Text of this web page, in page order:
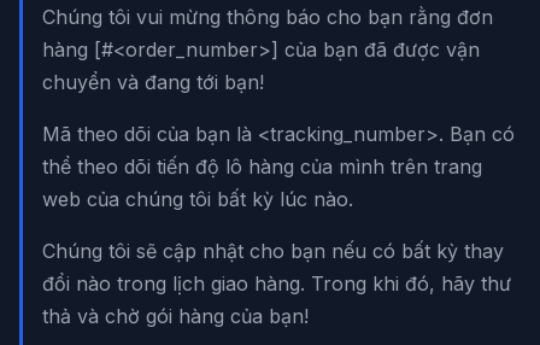
Chúng tôi vui mừng thông báo cho bạn rằng đơn
hàng [#<order_number>] của bạn đã được vận
chuyển và đang tới bạn!
Mã theo dõi của bạn là <tracking_number>. Bạn có
thể theo dõi tiến độ lô hàng của mình trên trang
web của chúng tôi bất kỳ lúc nào.
Chúng tôi sẽ cập nhật cho bạn nếu có bất kỳ thay
đổi nào trong lịch giao hàng. Trong khi đó, hãy thư
thả và chờ gói hàng của bạn!